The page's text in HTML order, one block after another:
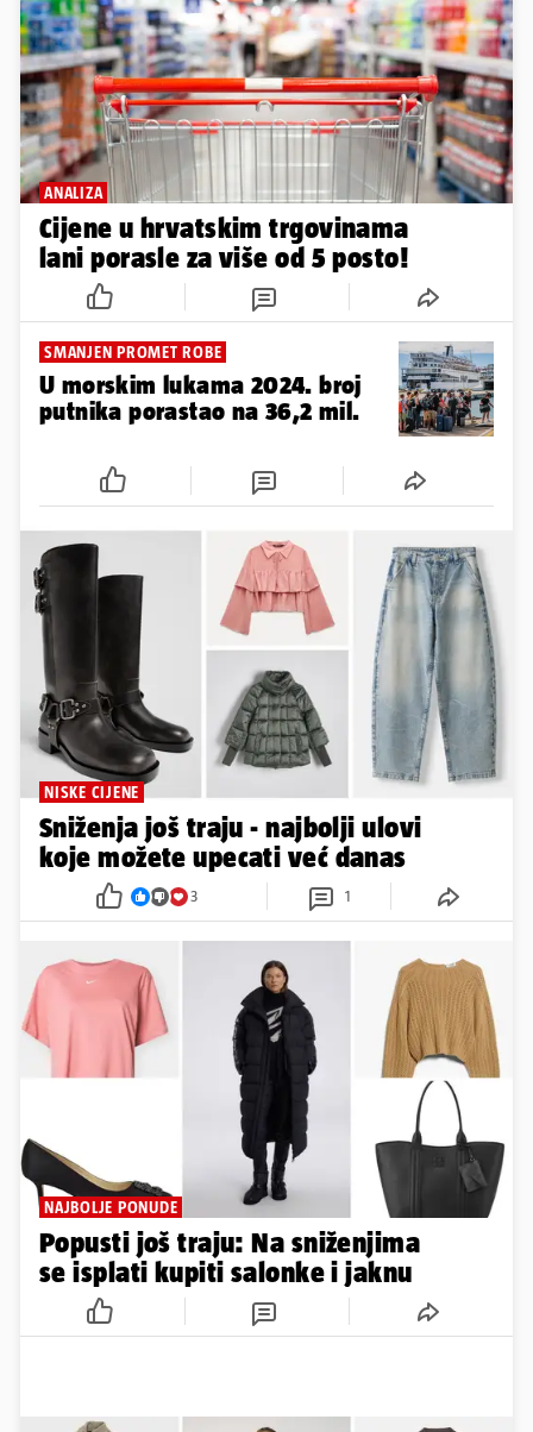
ANALIZA
Cijene u hrvatskim trgovinama
lani porasle za više od 5 posto!
SMANJEN PROMET ROBE
U morskim lukama 2024. broj
putnika porastao na 36,2 mil.
NISKE CIJENE
Sniženja još traju - najbolji ulovi
koje možete upecati već danas
3 1
NAJBOLJE PONUDE
Popusti još traju: Na sniženjima
se isplati kupiti salonke i jaknu